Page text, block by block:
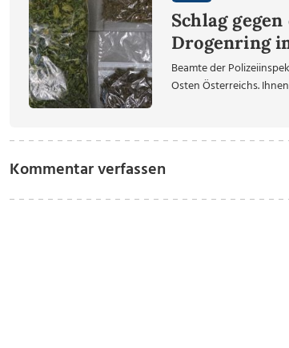
Schlag
Drogenring
Beamte der
Osten Österreichs.
Kommentar verfassen